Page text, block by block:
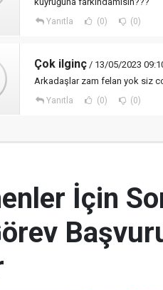
Yanıtla (0) (0)
Çok ilginç / 13/05/2023
Arkadaşlar zam felan yok siz
Yanıtla (0) (0)
İçin